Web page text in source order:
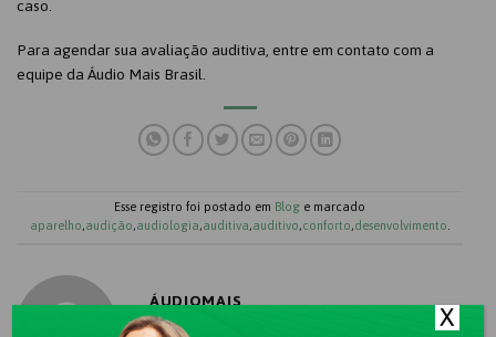
caso.
Para agendar sua avaliação auditiva, entre em contato com a
equipe da Áudio Mais Brasil.
Esse registro foi postado em Blog e marcado
aparelho,audição,audiologia,auditiva,auditivo,conforto,desenvolvimento
ÁUDIOMAIS
X